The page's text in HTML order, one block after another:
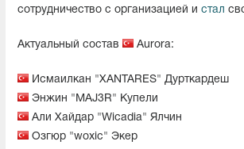
сотрудничество с организацией и стал
Актуальный состав Aurora:
Исмаилкан "XANTARES" Дурткардеш
Энжин "MAJ3R" Купели
Али Хайдар "Wicadia" Ялчин
Озгюр "woxic" Экер